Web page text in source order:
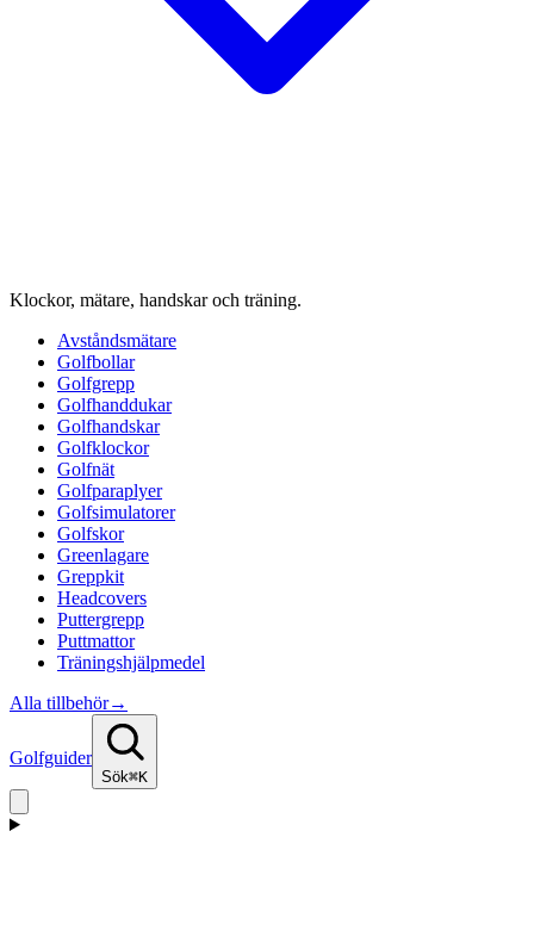
Klockor, mätare, handskar och träning.
Avståndsmätare
Golfbollar
Golfgrepp
Golfhanddukar
Golfhandskar
Golfklockor
Golfnät
Golfparaplyer
Golfsimulatorer
Golfskor
Greenlagare
Greppkit
Headcovers
Puttergrepp
Puttmattor
Träningshjälpmedel
Alla tillbehör→
Golfguider
Sök⌘K